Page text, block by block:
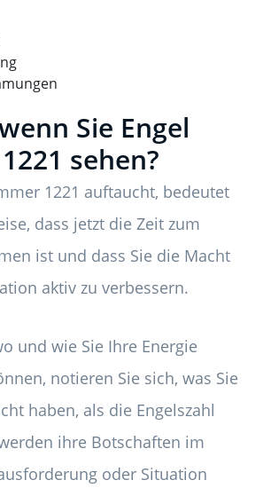
Sie Engel
sehen?
1221 auftaucht, bedeutet
dass jetzt die Zeit zum
ist und dass Sie die Macht
aktiv zu verbessern.
und wie Sie Ihre Energie
notieren Sie sich, was Sie
haben, als die Engelszahl
ihre Botschaften im
oder Situation